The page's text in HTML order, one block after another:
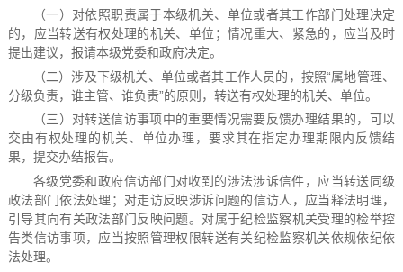
（一）对依照职责属于本级机关、单位或者其工作部门处理决定
的，应当转送有权处理的机关、单位；情况重大、紧急的，应当及时
提出建议，报请本级党委和政府决定。
（二）涉及下级机关、单位或者其工作人员的，按照“属地管理、
分级负责，谁主管、谁负责”的原则，转送有权处理的机关、单位。
（三）对转送信访事项中的重要情况需要反馈办理结果的，可以
交由有权处理的机关、单位办理，要求其在指定办理期限内反馈结
果，提交办结报告。
各级党委和政府信访部门对收到的涉法涉诉信件，应当转送同级
政法部门依法处理；对走访反映涉诉问题的信访人，应当释法明理，
引导其向有关政法部门反映问题。对属于纪检监察机关受理的检举控
告类信访事项，应当按照管理权限转送有关纪检监察机关依规依纪依
法处理。